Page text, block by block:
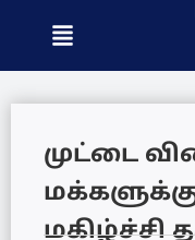
முட்டை
மகிழ்ச்சி